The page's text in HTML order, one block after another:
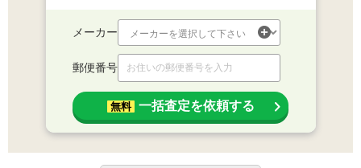
メーカー
郵便番号
無料 一括査定を依頼する